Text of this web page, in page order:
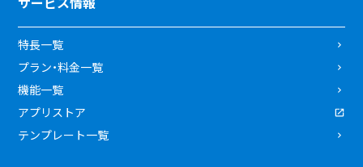
サービス情報
特長一覧
プラン・料金一覧
機能一覧
アプリストア
テンプレート一覧